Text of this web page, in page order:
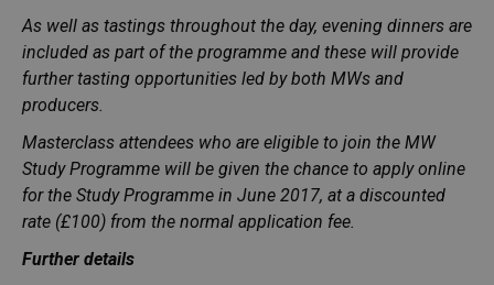
As well as tastings throughout the day, evening dinners are
included as part of the programme and these will provide
further tasting opportunities led by both MWs and
producers.
Masterclass attendees who are eligible to join the MW
Study Programme will be given the chance to apply online
for the Study Programme in June 2017, at a discounted
rate (£100) from the normal application fee.
Further details